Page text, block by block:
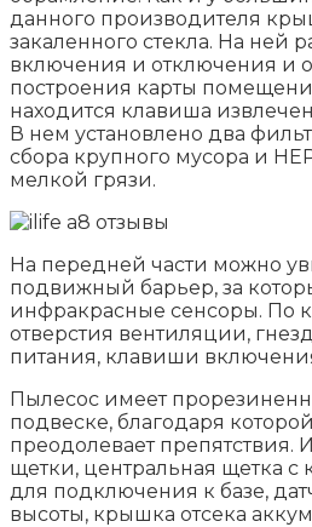
данного производителя
закаленного стекла. На ней
включения и отключения и
построения карты
находится клавиша
В нем установлено два
сбора крупного мусора и
мелкой грязи.
На передней части можно
подвижный барьер, за
инфракрасные сенсоры. По
отверстия вентиляции,
питания, клавиши
Пылесос имеет
подвеске, благодаря
преодолевает препятствия.
щетки, центральная щетка с
для подключения к базе,
высоты, крышка отсека